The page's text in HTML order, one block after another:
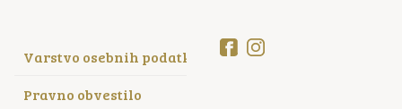
Varstvo osebnih podatkov
Pravno obvestilo